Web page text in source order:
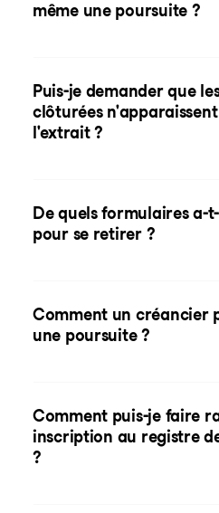
même une poursuite ?
Puis-je demander que
clôturées
l'extrait ?
De quels formulaires a-
pour se retirer ?
Comment un créancier
une poursuite ?
Comment puis-je faire
inscription au registre
?